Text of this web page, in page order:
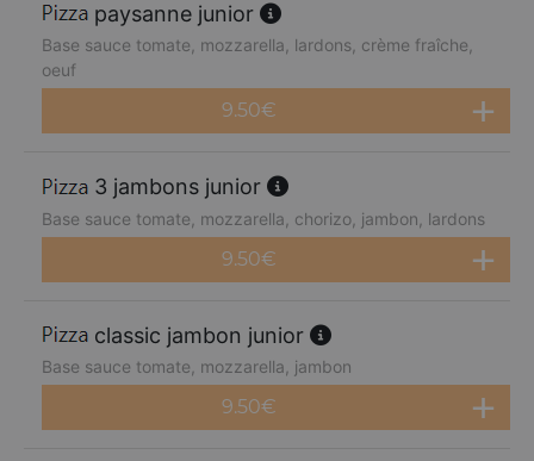
paysanne junior
Base sauce tomate, mozzarella, lardons, crème fraîche,
oeuf
9.50€
3 jambons junior
Base sauce tomate, mozzarella, chorizo, jambon, lardons
9.50€
classic jambon junior
Base sauce tomate, mozzarella, jambon
9.50€